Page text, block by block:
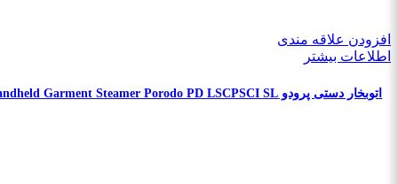
افزودن علاقه مندی
اطلاعات بیشتر
اتوبخار دستی پرودو Powerful Handheld Garment Steamer Porodo PD LSCPSCI SL